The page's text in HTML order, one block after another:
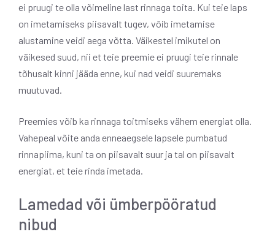
ei pruugi te olla võimeline last rinnaga toita. Kui teie laps
on imetamiseks piisavalt tugev, võib imetamise
alustamine veidi aega võtta. Väikestel imikutel on
väikesed suud, nii et teie preemie ei pruugi teie rinnale
tõhusalt kinni jääda enne, kui nad veidi suuremaks
muutuvad.
Preemies võib ka rinnaga toitmiseks vähem energiat olla.
Vahepeal võite anda enneaegsele lapsele pumbatud
rinnapiima, kuni ta on piisavalt suur ja tal on piisavalt
energiat, et teie rinda imetada.
Lamedad või ümberpööratud
nibud